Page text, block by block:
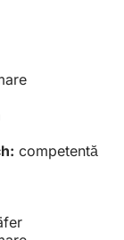
competentă